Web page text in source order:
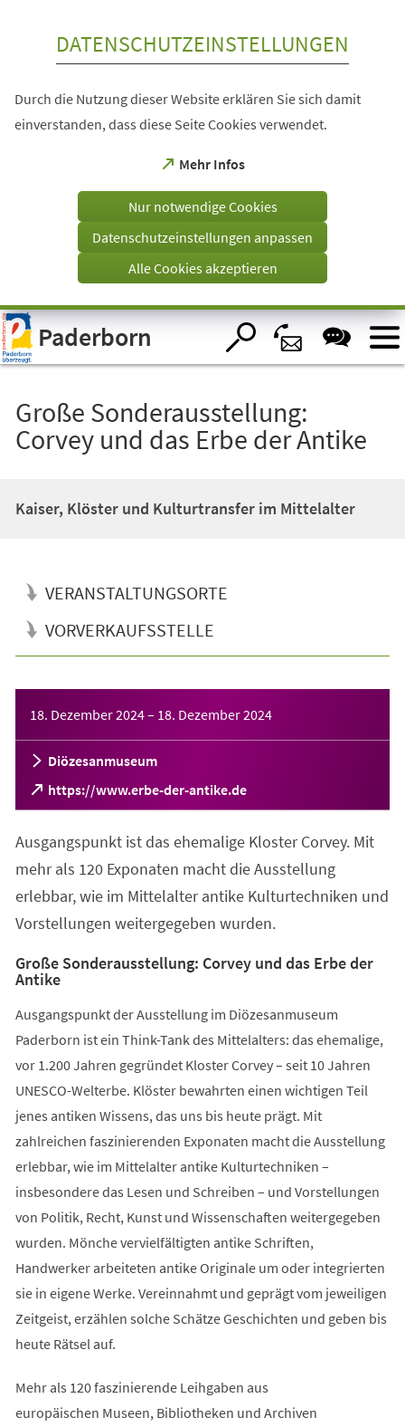
Visuelle
Assistenzsoftware
öffnen.
DATENSCHUTZEINSTELLUNGEN
Durch die Nutzung dieser Website erklären Sie sich damit
einverstanden, dass diese Seite Cookies verwendet.
Mehr Infos
(Öffnet
einem
Tab)
Nur notwendige Cookies
Datenschutzeinstellungen anpassen
Alle Cookies akzeptieren
Paderborn
Große Sonderausstellung:
Corvey und das Erbe der Antike
Kaiser, Klöster und Kulturtransfer im Mittelalter
VERANSTALTUNGSORTE
VORVERKAUFSSTELLE
18. Dezember 2024– 18. Dezember 2024
Diözesanmuseum
https://www.erbe-der-antike.de
(Öffnet
in
neuen
Tab)
Ausgangspunkt ist das ehemalige Kloster Corvey. Mit
mehr als 120 Exponaten macht die Ausstellung
erlebbar, wie im Mittelalter antike Kulturtechniken und
Vorstellungen weitergegeben wurden.
Große Sonderausstellung: Corvey und das Erbe der
Antike
Ausgangspunkt der Ausstellung im Diözesanmuseum
Paderborn ist ein Think-Tank des Mittelalters: das ehemalige,
vor 1.200 Jahren gegründet Kloster Corvey – seit 10 Jahren
UNESCO-Welterbe. Klöster bewahrten einen wichtigen Teil
jenes antiken Wissens, das uns bis heute prägt. Mit
zahlreichen faszinierenden Exponaten macht die Ausstellung
erlebbar, wie im Mittelalter antike Kulturtechniken –
insbesondere das Lesen und Schreiben – und Vorstellungen
von Politik, Recht, Kunst und Wissenschaften weitergegeben
wurden. Mönche vervielfältigten antike Schriften,
Handwerker arbeiteten antike Originale um oder integrierten
sie in eigene Werke. Vereinnahmt und geprägt vom jeweiligen
Zeitgeist, erzählen solche Schätze Geschichten und geben bis
heute Rätsel auf.
Mehr als 120 faszinierende Leihgaben aus
europäischen Museen, Bibliotheken und Archiven